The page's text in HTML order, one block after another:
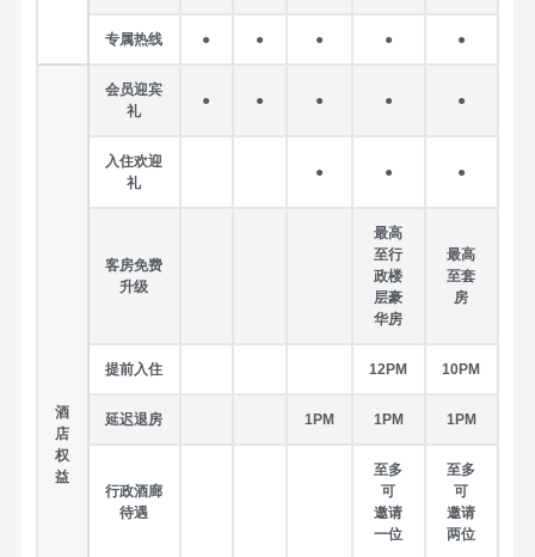
专属热线 ● ● ● ● ●
酒
店
权
益
会员迎宾
礼
● ● ● ● ●
入住欢迎
礼
● ● ●
客房免费
升级
最高
至行
政楼
层豪
华房
最高
至套
房
提前入住 12PM 10PM
延迟退房 1PM 1PM 1PM
行政酒廊
待遇
至多
可
邀请
一位
至多
可
邀请
两位